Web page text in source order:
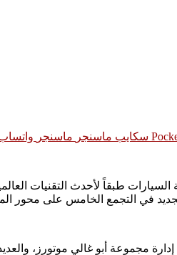
سكايب ماسنجر ماسنجر
طبقاً لأحدث التقنيات
في التجمع الخامس على محور
مجموعة أبو غالي موتورز،